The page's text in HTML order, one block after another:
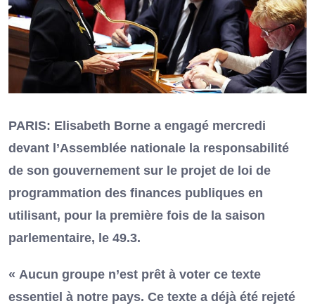
PARIS: Elisabeth Borne a engagé mercredi
devant l’Assemblée nationale la responsabilité
de son gouvernement sur le projet de loi de
programmation des finances publiques en
utilisant, pour la première fois de la saison
parlementaire, le 49.3.
« Aucun groupe n’est prêt à voter ce texte
essentiel à notre pays. Ce texte a déjà été rejeté